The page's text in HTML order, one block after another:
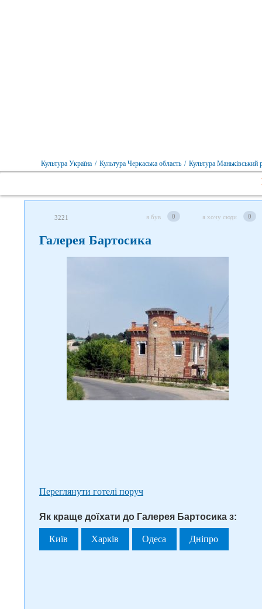
Культура Україна / Культура Черкаська область / Культура Маньківський
3221 я був 0 я хочу сюди 0
Галерея Бартосика
Переглянути готелі поруч
Як краще доїхати до Галерея Бартосика з:
Київ Харків Одеса Дніпро